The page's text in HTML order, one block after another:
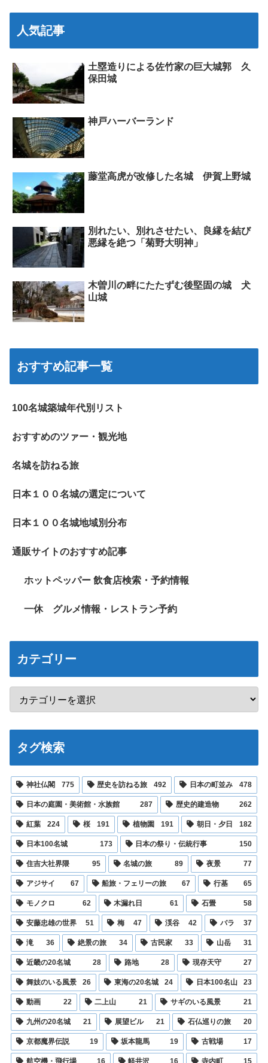
人気記事
土塁造りによる佐竹家の巨大城郭 久
保田城
神戸ハーバーランド
藤堂高虎が改修した名城 伊賀上野城
別れたい、別れさせたい、良縁を結び
悪縁を絶つ「菊野大明神」
木曽川の畔にたたずむ後堅固の城 犬
山城
おすすめ記事一覧
100名城築城年代別リスト
おすすめのツァー・観光地
名城を訪ねる旅
日本１００名城の選定について
日本１００名城地域別分布
通販サイトのおすすめ記事
ホットペッパー 飲食店検索・予約情報
一休 グルメ情報・レストラン予約
カテゴリー
タグ検索
神社仏閣 775 歴史を訪ねる旅 492 日本の町並み 478
日本の庭園・美術館・水族館 287 歴史的建造物 262
紅葉 224 桜 191 植物園 191 朝日・夕日 182
日本100名城 173 日本の祭り・伝統行事 150
住吉大社界隈 95 名城の旅 89 夜景 77
アジサイ 67 船旅・フェリーの旅 67 行基 65
モノクロ 62 木漏れ日 61 石畳 58
安藤忠雄の世界 51 梅 47 渓谷 42 バラ 37
滝 36 絶景の旅 34 古民家 33 山岳 31
近畿の20名城 28 路地 28 現存天守 27
舞妓のいる風景 26 東海の20名城 24 日本100名山 23
動画 22 二上山 21 サギのいる風景 21
九州の20名城 21 展望ビル 21 石仏巡りの旅 20
京都魔界伝説 19 坂本龍馬 19 古戦場 17
航空機・飛行場 16 軽井沢 16 寺内町 15